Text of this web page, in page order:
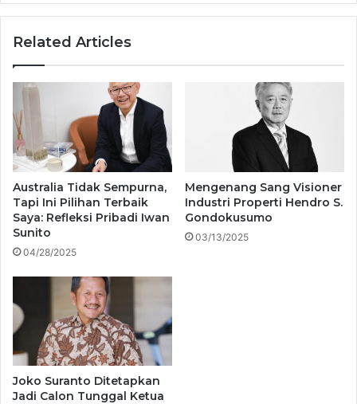
Related Articles
Australia Tidak Sempurna,
Tapi Ini Pilihan Terbaik
Saya: Refleksi Pribadi Iwan
Sunito
04/28/2025
Mengenang Sang Visioner
Industri Properti Hendro S.
Gondokusumo
03/13/2025
Joko Suranto Ditetapkan
Jadi Calon Tunggal Ketua